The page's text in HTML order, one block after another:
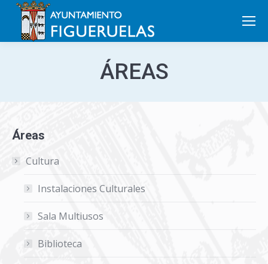
Search:
ÁREAS
Áreas
Cultura
Instalaciones Culturales
Sala Multiusos
Biblioteca